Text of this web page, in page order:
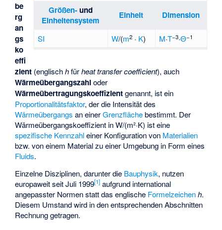
Größen-und
Einheitensystem
Einheit Dimension
SI W/(m2 · K) M·T−3·Θ−1
be
rg
an
gs
ko
effi
zient (englischhfürheat transfer coefficient), auch
Wärmeübergangszahloder
Wärmeübertragungskoeffizientgenannt, ist ein
Proportionalitätsfaktor, der die Intensität des
Wärmeübergangs an einerGrenzflächebestimmt. Der
Wärmeübergangskoeffizient in W/(m²·K) ist eine
spezifische Kennzahleiner Konfiguration von Materialien
bzw. von einem Material zu einer Umgebung in Form eines
Fluids.
Einzelne Disziplinen, darunter die Bauphysik, nutzen
europaweit seit Juli 1999[1] aufgrund international
angepasster Normen stattdas englische Formelzeichen h.
Diesem Umstand wird in den entsprechenden Abschnitten
Rechnung getragen.